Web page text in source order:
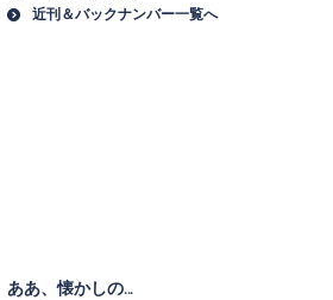
近刊＆バックナンバー一覧へ
ああ、懐かしの…